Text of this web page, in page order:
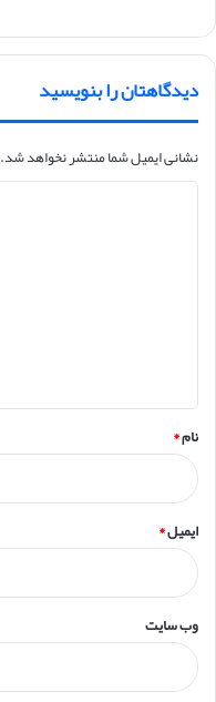
دیدگاهتان را بنویسید
نشانی ایمیل شما منتشر نخواهد شد.
نام*
ایمیل*
وب‌ سایت